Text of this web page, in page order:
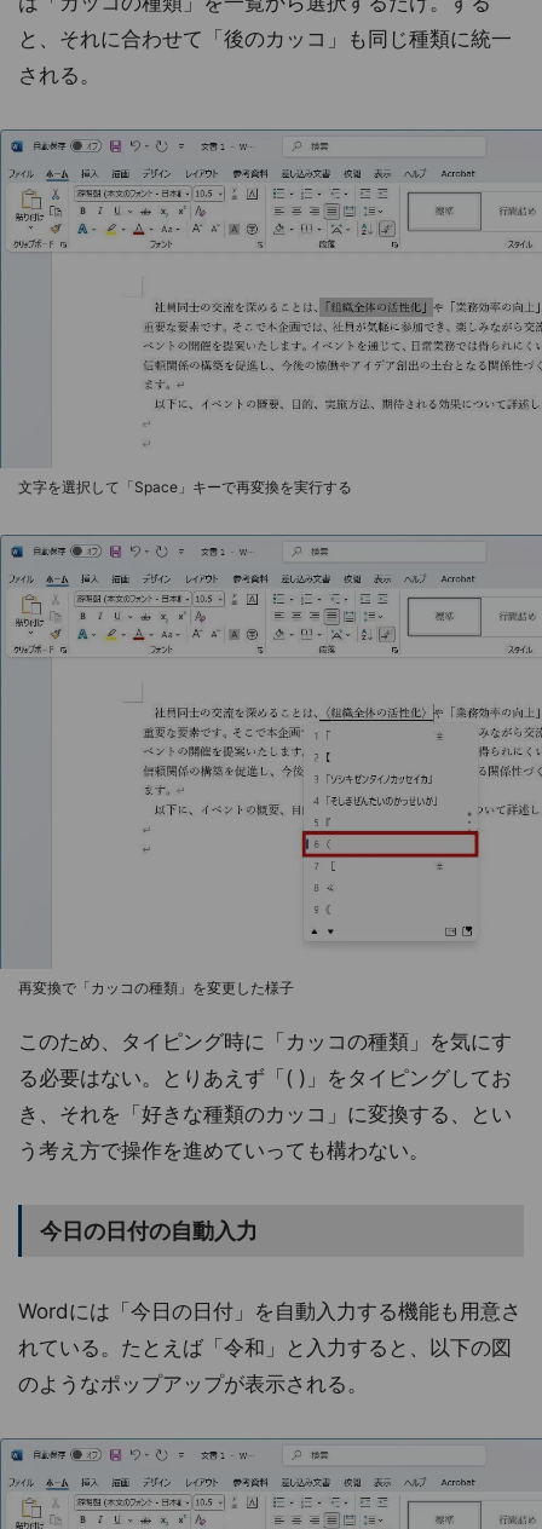
と、それに合わせて「後のカッコ」も同じ種類に統一
される。
文字を選択して「Space」キーで再変換を実行する
再変換で「カッコの種類」を変更した様子
このため、タイピング時に「カッコの種類」を気にす
る必要はない。とりあえず「( )」をタイピングしてお
き、それを「好きな種類のカッコ」に変換する、とい
う考え方で操作を進めていっても構わない。
今日の日付の自動入力
Wordには「今日の日付」を自動入力する機能も用意さ
れている。たとえば「令和」と入力すると、以下の図
のようなポップアップが表示される。